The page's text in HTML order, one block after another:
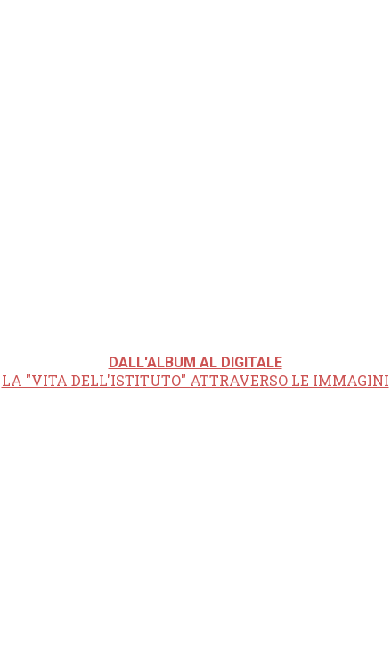
DALL'ALBUM AL DIGITALE
LA "VITA DELL'ISTITUTO" ATTRAVERSO LE IMMAGINI